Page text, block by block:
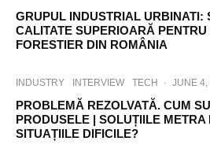
GRUPUL INDUSTRIAL URBINATI:
CALITATE SUPERIOARĂ
FORESTIER DIN ROMÂNIA
INDUSTRY INTERVIEW TECH · JUNE
PROBLEMĂ REZOLVATĂ. CUM
PRODUSELE | SOLUȚIILE METRA
SITUAȚIILE DIFICILE?